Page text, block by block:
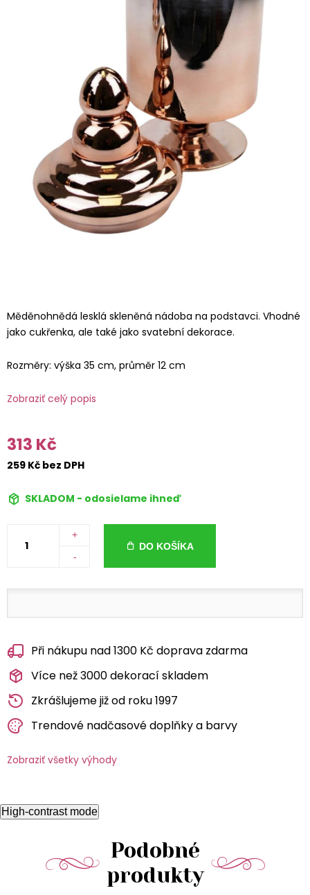
Měděnohnědá lesklá skleněná nádoba na podstavci. Vhodné
jako cukřenka, ale také jako svatební dekorace.
Rozměry: výška 35 cm, průměr 12 cm
Zobraziť celý popis
313 Kč
259 Kč bez DPH
SKLADOM - odosielame ihneď
+
-
DO KOŠÍKA
Při nákupu nad 1300 Kč doprava zdarma
Více než 3000 dekorací skladem
Zkrášlujeme již od roku 1997
Trendové nadčasové doplňky a barvy
Zobraziť všetky výhody
High-contrast mode
Podobné
produkty